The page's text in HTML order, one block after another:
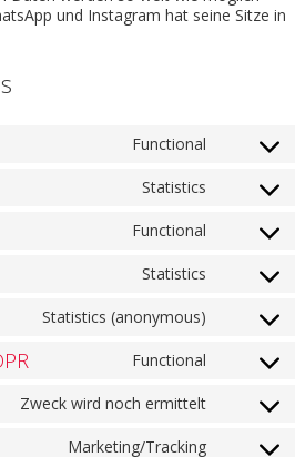
und Instagram hat seine Sitze in
Functional
Statistics
Functional
Statistics
Statistics (anonymous)
Functional
Zweck wird noch ermittelt
Marketing/Tracking